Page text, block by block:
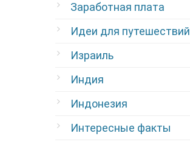
Заработная плата
Идеи для путешествий
Израиль
Индия
Индонезия
Интересные факты